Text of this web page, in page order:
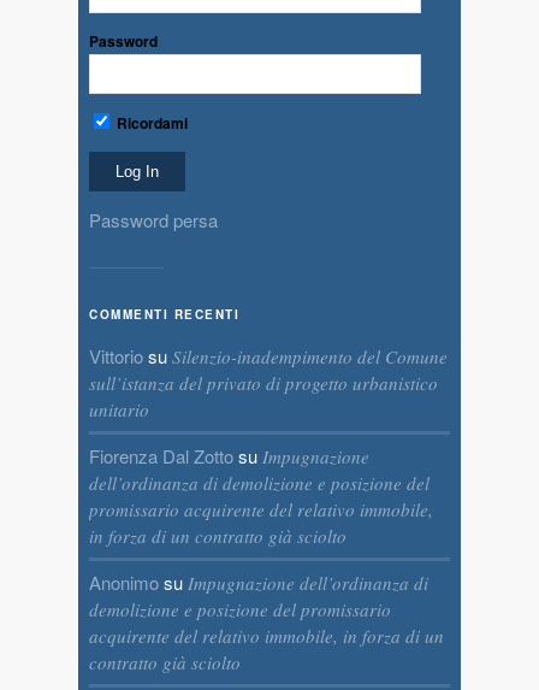
Password
Ricordami
Password persa
COMMENTI RECENTI
Vittoriosu Silenzio-inadempimento del Comune
sull’istanza del privato di progetto urbanistico
unitario
Fiorenza Dal Zottosu Impugnazione
dell’ordinanza di demolizione e posizione del
promissario acquirente del relativo immobile,
in forza di un contratto già sciolto
Anonimosu Impugnazione dell’ordinanza di
demolizione e posizione del promissario
acquirente del relativo immobile, in forza di un
contratto già sciolto